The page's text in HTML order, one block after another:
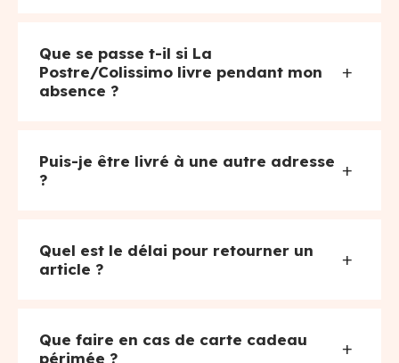
Que se passe t-il si La
Postre/Colissimo livre pendant mon
absence ?
+
Puis-je être livré à une autre adresse
?
+
Quel est le délai pour retourner un
article ?
+
Que faire en cas de carte cadeau
périmée ?
+